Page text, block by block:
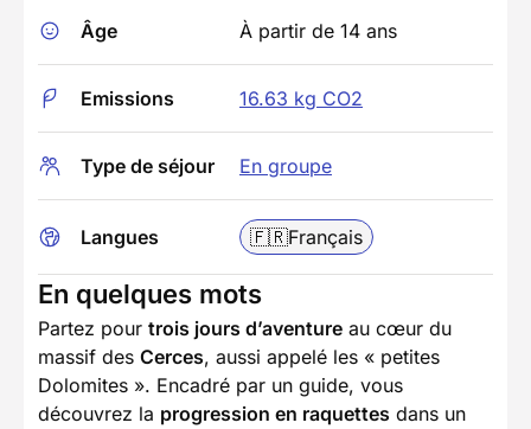
Âge À partir de 14 ans
Emissions 16.63 kg CO2
Type de séjour En groupe
Langues 🇫🇷Français
En quelques mots
Partez pour trois jours d’aventure au cœur du
massif des Cerces, aussi appelé les « petites
Dolomites ». Encadré par un guide, vous
découvrez la progression en raquettes dans un